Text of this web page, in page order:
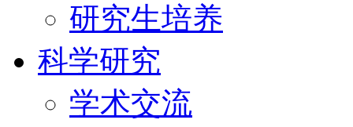
研究生培养
科学研究
学术交流